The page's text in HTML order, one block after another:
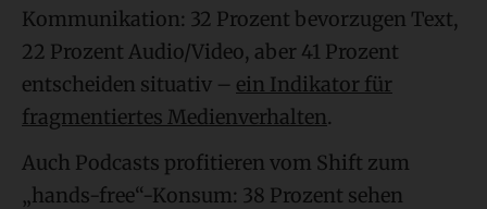
Kommunikation: 32 Prozent bevorzugen Text,
22 Prozent Audio/Video, aber 41 Prozent
entscheiden situativ – ein Indikator für
fragmentiertes Medienverhalten.
Auch Podcasts profitieren vom Shift zum
„hands-free“-Konsum: 38 Prozent sehen